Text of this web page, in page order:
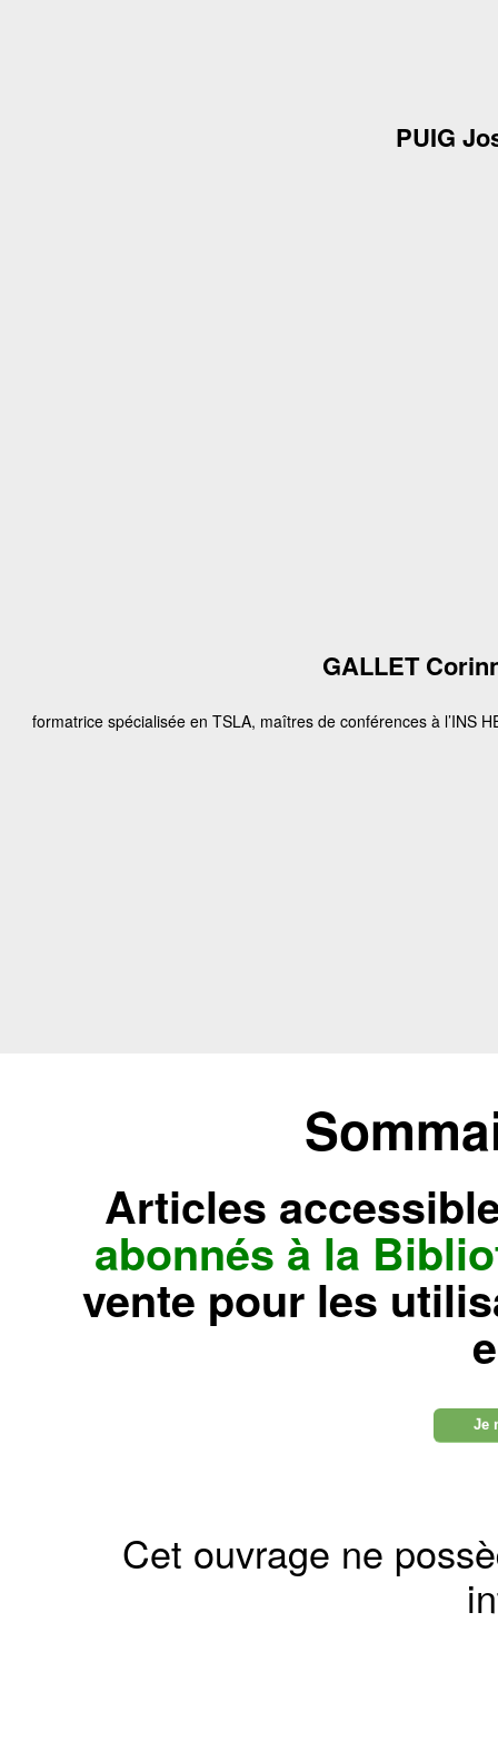
PUIG
GALLET
formatrice spécialisée en TSLA, maîtres de conférences à l’INS
Articles
abonnés à la
vente pour les
Je
Cet ouvrage ne